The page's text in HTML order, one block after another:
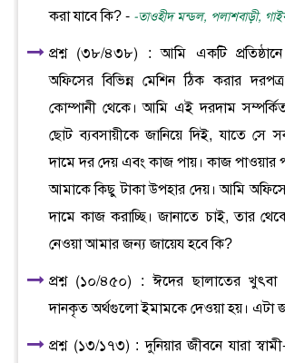
করা যাবে কি? - -তাওহীদ মন্ডল, পলাশবাড়ী,
প্রশ্ন (৩৮/৪৩৮) : আমি একটি
অফিসের বিভিন্ন মেশিন ঠিক করার
কোম্পানী থেকে। আমি এই দরদাম
ছোট ব্যবসায়ীকে জানিয়ে দিই, যাতে সে
দামে দর দেয় এবং কাজ পায়। কাজ পাওয়ার
আমাকে কিছু টাকা উপহার দেয়। আমি
দামে কাজ করাচ্ছি। জানাতে চাই, তার
নেওয়া আমার জন্য জায়েয হবে কি?
প্রশ্ন (১০/৪৫০) : ঈদের ছালাতের খুৎবা
দানকৃত অর্থগুলো ইমামকে দেওয়া হয়। এটা
প্রশ্ন (১৩/১৭৩) : দুনিয়ার জীবনে যারা স্বামী-